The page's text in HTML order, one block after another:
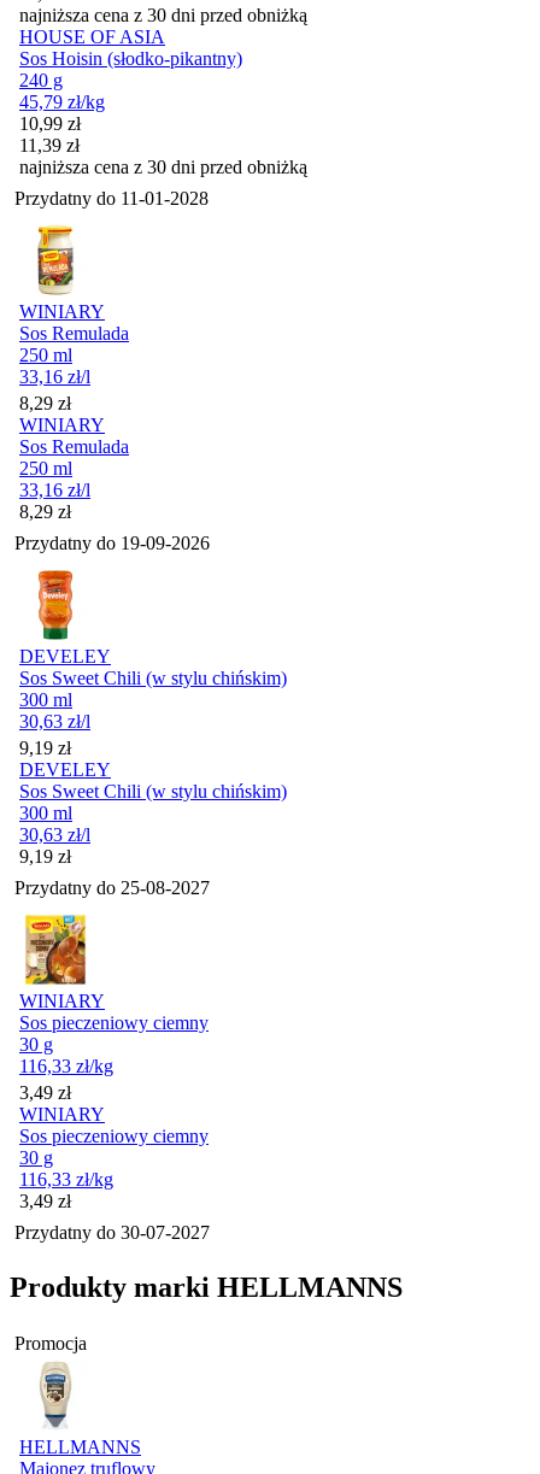
najniższa cena z 30 dni przed obniżką
HOUSE OF ASIA
Sos Hoisin (słodko-pikantny)
240 g
45,79 zł/kg
Cena promocyjna
10,99 zł
11,39 zł
najniższa cena z 30 dni przed obniżką
Przydatny do 11-01-2028
WINIARY
Sos Remulada
250 ml
33,16 zł/l
Cena
8,29 zł
WINIARY
Sos Remulada
250 ml
33,16 zł/l
Cena
8,29 zł
Przydatny do 19-09-2026
DEVELEY
Sos Sweet Chili (w stylu chińskim)
300 ml
30,63 zł/l
Cena
9,19 zł
DEVELEY
Sos Sweet Chili (w stylu chińskim)
300 ml
30,63 zł/l
Cena
9,19 zł
Przydatny do 25-08-2027
WINIARY
Sos pieczeniowy ciemny
30 g
116,33 zł/kg
Cena
3,49 zł
WINIARY
Sos pieczeniowy ciemny
30 g
116,33 zł/kg
Cena
3,49 zł
Przydatny do 30-07-2027
Produkty marki HELLMANNS
Promocja
HELLMANNS
Majonez truflowy